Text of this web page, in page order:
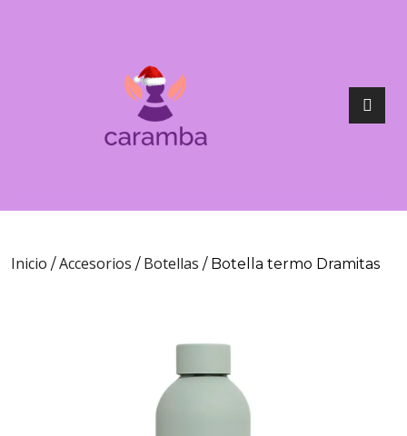
Inicio /Accesorios / Botellas / Botella termo Dramitas